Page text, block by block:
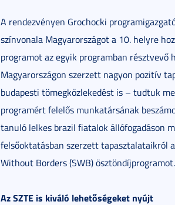
A rendezvényen Grochocki
színvonala Magyarországot a 10. helyre
programot az egyik programban
Magyarországon szerzett nagyon pozitív
budapesti tömegközlekedést is – tudtuk
programért felelős munkatársának
tanuló lelkes brazil fiatalok állófogadáson
felsőoktatásban szerzett tapasztalataikról
Without Borders (SWB) ösztöndíjprogramot.
Az SZTE is kiváló lehetőségeket nyújt